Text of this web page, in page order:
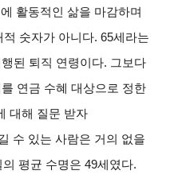
활동적인 삶을 마감하며
숫자가 아니다. 65세라는
된 퇴직 연령이다. 그보다
연금 수혜 대상으로 정한
대해 질문 받자
수 있는 사람은 거의 없을
평균 수명은 49세였다.